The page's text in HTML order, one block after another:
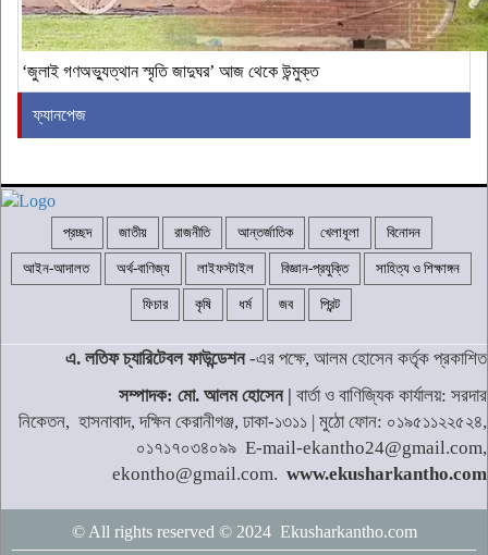
‘জুলাই গণঅভ্যুত্থান স্মৃতি জাদুঘর’ আজ থেকে উন্মুক্ত
ফ্যানপেজ
প্রচ্ছদ জাতীয় রাজনীতি আন্তর্জাতিক খেলাধূলা বিনোদন
আইন-আদালত অর্থ-বাণিজ্য লাইফস্টাইল বিজ্ঞান-প্রযুক্তি সাহিত্য ও শিক্ষাঙ্গন
ফিচার কৃষি ধর্ম জব প্রিন্ট
এ. লতিফ চ্যারিটেবল ফাউন্ডেশন-এর পক্ষে, আলম হোসেন কর্তৃক প্রকাশিত
সম্পাদক: মো. আলম হোসেন | বার্তা ও বাণিজ্যিক কার্যালয়: সরদার
নিকেতন, হাসনাবাদ, দক্ষিন কেরানীগঞ্জ, ঢাকা-১৩১১ | মুঠো ফোন: ০১৯৫১১২২৫২৪,
০১৭১৭০৩৪০৯৯ E-mail-ekantho24@gmail.com,
ekontho@gmail.com. www.ekusharkantho.com
© All rights reserved © 2024 Ekusharkantho.com